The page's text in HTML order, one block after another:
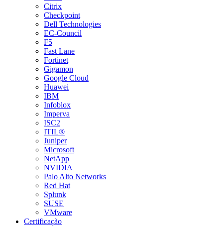
Citrix
Checkpoint
Dell Technologies
EC-Council
F5
Fast Lane
Fortinet
Gigamon
Google Cloud
Huawei
IBM
Infoblox
Imperva
ISC2
ITIL®
Juniper
Microsoft
NetApp
NVIDIA
Palo Alto Networks
Red Hat
Splunk
SUSE
VMware
Certificação